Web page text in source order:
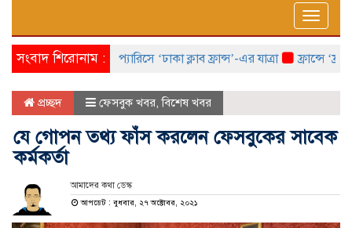
Toggle
সংবাদ শিরোনাম :প্যারিসে ‘ঢাকা ক্লাব ফ্রান্স’-এর যাত্রা ফ্রান্সে
প্রচ্ছদ ফেসবুক খবর,বিশেষ খবর
যে গোপন তথ্য ফাঁস করলেন ফেসবুকের সাবেক
কর্মকর্তা
আমাদের কথা ডেস্ক
আপডেট : বুধবার, ২৭ অক্টোবর, ২০২১